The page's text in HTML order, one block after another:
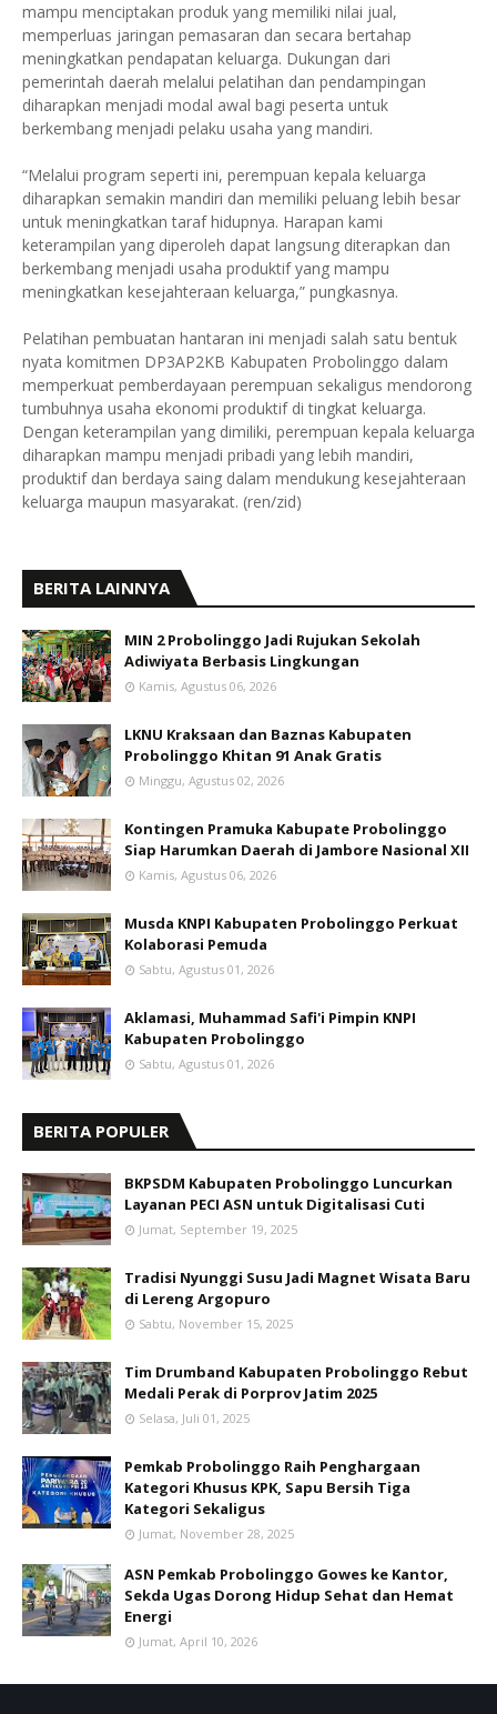
mampu menciptakan produk yang memiliki nilai jual,
memperluas jaringan pemasaran dan secara bertahap
meningkatkan pendapatan keluarga. Dukungan dari
pemerintah daerah melalui pelatihan dan pendampingan
diharapkan menjadi modal awal bagi peserta untuk
berkembang menjadi pelaku usaha yang mandiri.
“Melalui program seperti ini, perempuan kepala keluarga
diharapkan semakin mandiri dan memiliki peluang lebih besar
untuk meningkatkan taraf hidupnya. Harapan kami
keterampilan yang diperoleh dapat langsung diterapkan dan
berkembang menjadi usaha produktif yang mampu
meningkatkan kesejahteraan keluarga,” pungkasnya.
Pelatihan pembuatan hantaran ini menjadi salah satu bentuk
nyata komitmen DP3AP2KB Kabupaten Probolinggo dalam
memperkuat pemberdayaan perempuan sekaligus mendorong
tumbuhnya usaha ekonomi produktif di tingkat keluarga.
Dengan keterampilan yang dimiliki, perempuan kepala keluarga
diharapkan mampu menjadi pribadi yang lebih mandiri,
produktif dan berdaya saing dalam mendukung kesejahteraan
keluarga maupun masyarakat. (ren/zid)
BERITA LAINNYA
MIN 2 Probolinggo Jadi Rujukan Sekolah
Adiwiyata Berbasis Lingkungan
Kamis, Agustus 06, 2026
LKNU Kraksaan dan Baznas Kabupaten
Probolinggo Khitan 91 Anak Gratis
Minggu, Agustus 02, 2026
Kontingen Pramuka Kabupate Probolinggo
Siap Harumkan Daerah di Jambore Nasional XII
Kamis, Agustus 06, 2026
Musda KNPI Kabupaten Probolinggo Perkuat
Kolaborasi Pemuda
Sabtu, Agustus 01, 2026
Aklamasi, Muhammad Safi'i Pimpin KNPI
Kabupaten Probolinggo
Sabtu, Agustus 01, 2026
BERITA POPULER
BKPSDM Kabupaten Probolinggo Luncurkan
Layanan PECI ASN untuk Digitalisasi Cuti
Jumat, September 19, 2025
Tradisi Nyunggi Susu Jadi Magnet Wisata Baru
di Lereng Argopuro
Sabtu, November 15, 2025
Tim Drumband Kabupaten Probolinggo Rebut
Medali Perak di Porprov Jatim 2025
Selasa, Juli 01, 2025
Pemkab Probolinggo Raih Penghargaan
Kategori Khusus KPK, Sapu Bersih Tiga
Kategori Sekaligus
Jumat, November 28, 2025
ASN Pemkab Probolinggo Gowes ke Kantor,
Sekda Ugas Dorong Hidup Sehat dan Hemat
Energi
Jumat, April 10, 2026